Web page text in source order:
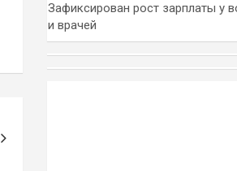
Зафиксирован рост зарплаты у
и врачей